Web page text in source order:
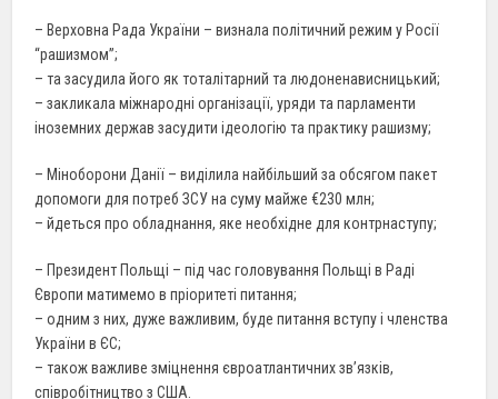
– Верховна Рада України – визнала політичний режим у Росії
“рашизмом”;
– та засудила його як тоталітарний та людоненависницький;
– закликала міжнародні організації, уряди та парламенти
іноземних держав засудити ідеологію та практику рашизму;
– Міноборони Данії – виділила найбільший за обсягом пакет
допомоги для потреб ЗСУ на суму майже €230 млн;
– йдеться про обладнання, яке необхідне для контрнаступу;
– Президент Польщі – під час головування Польщі в Раді
Європи матимемо в пріоритеті питання;
– одним з них, дуже важливим, буде питання вступу і членства
України в ЄС;
– також важливе зміцнення євроатлантичних зв’язків,
співробітництво з США.